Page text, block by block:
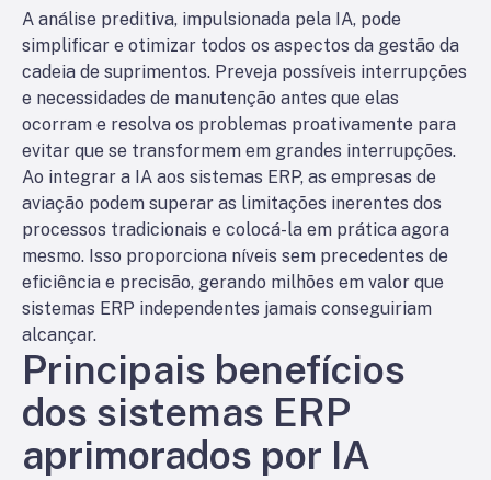
A análise preditiva, impulsionada pela IA, pode
simplificar e otimizar todos os aspectos da gestão da
cadeia de suprimentos. Preveja possíveis interrupções
e necessidades de manutenção antes que elas
ocorram e resolva os problemas proativamente para
evitar que se transformem em grandes interrupções.
Ao integrar a IA aos sistemas ERP, as empresas de
aviação podem superar as limitações inerentes dos
processos tradicionais e colocá-la em prática agora
mesmo. Isso proporciona níveis sem precedentes de
eficiência e precisão, gerando milhões em valor que
sistemas ERP independentes jamais conseguiriam
alcançar.
Principais benefícios
dos sistemas ERP
aprimorados por IA